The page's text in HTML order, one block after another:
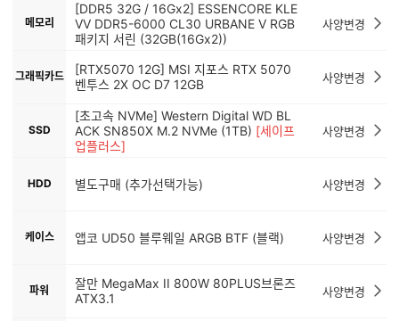
메모리
[DDR5 32G / 16Gx2] ESSENCORE KLE
VV DDR5-6000 CL30 URBANE V RGB
패키지 서린 (32GB(16Gx2))
사양변경
그래픽카드
[RTX5070 12G] MSI 지포스 RTX 5070
벤투스 2X OC D7 12GB
사양변경
SSD
[초고속 NVMe] Western Digital WD BL
ACK SN850X M.2 NVMe (1TB) [세이프
업플러스]
사양변경
HDD 별도구매 (추가선택가능) 사양변경
케이스 앱코 UD50 블루웨일 ARGB BTF (블랙) 사양변경
파워
잘만 MegaMax II 800W 80PLUS브론즈
ATX3.1
사양변경